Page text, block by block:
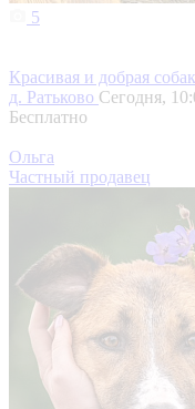
5
Красивая и добрая
д. Ратьково Сегодня,
Бесплатно
Ольга
Частный продавец